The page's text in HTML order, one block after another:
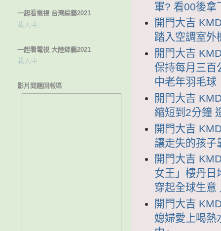
軍? 看00後拿
開門大吉
踏入空調室外
開門大吉
保持每月三百
中老年羽毛球
開門大吉
縮短到2分鐘
開門大吉
讓走失的孩子
開門大吉
女王」樓丹日
穿起全球生意
開門大吉
媳婦愛上喝熱
一起看電視 台灣綜藝2021
載入中…
一起看電視 大陸綜藝2021
載入中…
影片問題回報區